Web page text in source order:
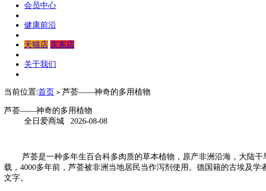
会员中心
健康前沿
天猫店 京东店
关于我们
当前位置:首页 > 芦荟——神奇的多用植物
芦荟——神奇的多用植物
全日爱商城 2026-08-08
芦荟是一种多年生百合科多肉质的草本植物，原产非洲沿海，大陆干
载，4000多年前，芦荟被非洲当地居民当作泻剂使用。德国籍的古埃及
文字。